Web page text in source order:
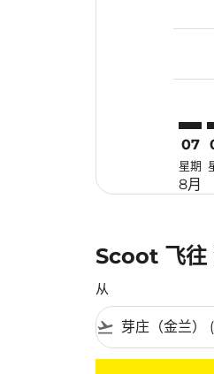
07
星期
8月
Scoot 飞往
从
flight_takeoff